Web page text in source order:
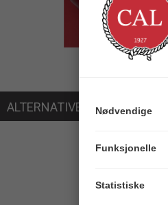
ALTERNATIVER Nødvendige
Funksjonelle
Statistiske